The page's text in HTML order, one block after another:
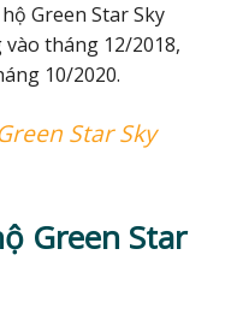
Green Star Sky
tháng 12/2018,
10/2020.
Star Sky
Green Star